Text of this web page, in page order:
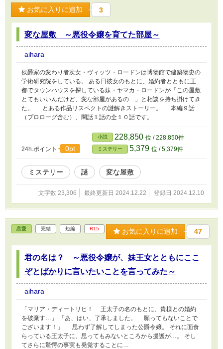
お気に入りに追加 3
変な屋敷 ～悪役令嬢を育てた部屋～
aihara
侯爵家の変わり者次女・ヴィッツ・ロードンは博物館で建築物史の
学術研究院をしている。 ある日彼女のもとに、婚約者とともに王
都でタウンハウスを探している妹・ヤマカ・ロードンが「この屋敷
とてもいいんだけど、変な部屋があるの…」と相談を持ち掛けてき
た。 とある作品リスペクトの謎解きストーリー。 本編９話
（プロローグ含む）、閑話１話の全１０話です。
24h.ポイント 0pt
小説 228,850 位 / 228,850件
ミステリー 5,379 位 / 5,379件
ミステリー 謎 変な屋敷
文字数 23,306 最終更新日 2024.12.22 登録日 2024.12.10
恋愛 完結 短編 R15 お気に入りに追加 47
君の名は？ ～悪役令嬢が、妹王女とともにここ
ぞとばかりに言いたいことを言ってみた～
aihara
「マリア・ディートリヒ！ 王太子の名のもとに、貴様との婚約
を破棄す…」 「あ、はい、了承しました。 願ってもないことで
ございます！」 思わず了解してしまった公爵令嬢。 それに面食
らっている王太子に、思ってもみないところから援護が…。 そし
てさらに驚愕の事実も発覚することに…